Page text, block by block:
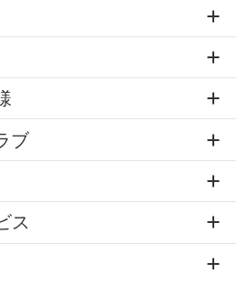
ブ
ス